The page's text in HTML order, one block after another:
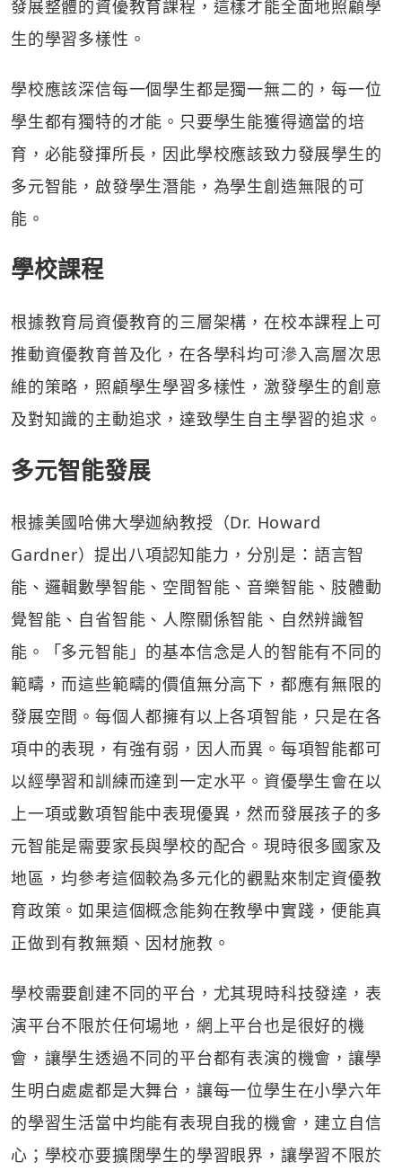
發展整體的資優教育課程，這樣才能全面地照顧學
生的學習多樣性。
學校應該深信每一個學生都是獨一無二的，每一位
學生都有獨特的才能。只要學生能獲得適當的培
育，必能發揮所長，因此學校應該致力發展學生的
多元智能，啟發學生潛能，為學生創造無限的可
能。
學校課程
根據教育局資優教育的三層架構，在校本課程上可
推動資優教育普及化，在各學科均可滲入高層次思
維的策略，照顧學生學習多樣性，激發學生的創意
及對知識的主動追求，達致學生自主學習的追求。
多元智能發展
根據美國哈佛大學迦納教授（Dr. Howard
Gardner）提出八項認知能力，分別是：語言智
能、邏輯數學智能、空間智能、音樂智能、肢體動
覺智能、自省智能、人際關係智能、自然辨識智
能。「多元智能」的基本信念是人的智能有不同的
範疇，而這些範疇的價值無分高下，都應有無限的
發展空間。每個人都擁有以上各項智能，只是在各
項中的表現，有強有弱，因人而異。每項智能都可
以經學習和訓練而達到一定水平。資優學生會在以
上一項或數項智能中表現優異，然而發展孩子的多
元智能是需要家長與學校的配合。現時很多國家及
地區，均參考這個較為多元化的觀點來制定資優教
育政策。如果這個概念能夠在教學中實踐，便能真
正做到有教無類、因材施教。
學校需要創建不同的平台，尤其現時科技發達，表
演平台不限於任何場地，網上平台也是很好的機
會，讓學生透過不同的平台都有表演的機會，讓學
生明白處處都是大舞台，讓每一位學生在小學六年
的學習生活當中均能有表現自我的機會，建立自信
心；學校亦要擴闊學生的學習眼界，讓學習不限於